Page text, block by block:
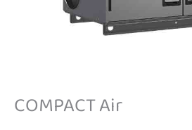
COMPACT Air